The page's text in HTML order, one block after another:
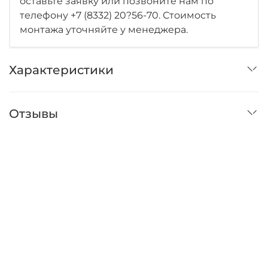
телефону +7 (8332) 20?56-70. Стоимость
монтажа уточняйте у менеджера.
Характеристики
Отзывы